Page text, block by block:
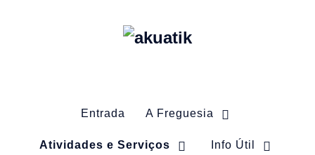
Entrada A Freguesia
Atividades e Serviços Info Útil